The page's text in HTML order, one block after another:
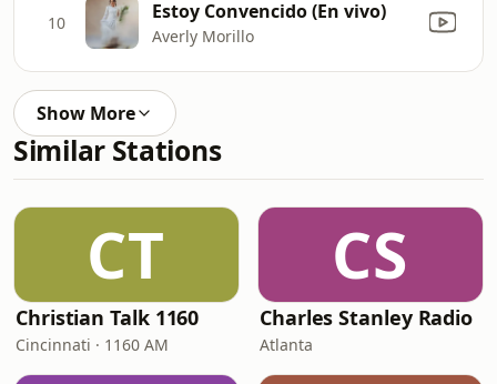
10 Estoy Convencido (En vivo)
Averly Morillo
Show More
Similar Stations
CT
Christian Talk 1160
Cincinnati · 1160 AM
CS
Charles Stanley Radio
Atlanta